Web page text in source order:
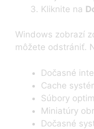
Kliknite na
Windows zobrazí
môžete odstrániť.
Dočasné
Cache
Súbory
Miniatúry
Dočasné